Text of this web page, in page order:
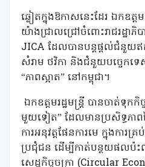
ឆ្លៀតក្នុងឱកាសនេះដែរ ឯកឧត្
យ៉ាងជ្រាលជ្រៅចំពោះរាជរដ្ឋា
JICA ដែលបានបន្តផ្តល់ជំនួ
សំរាម ថវិកា និងជំនួយបច្ចេកទ
“ភាពស្អាត” នៅកម្ពុជា។
ឯកឧត្តមរដ្ឋមន្ត្រី បានចាត់ទុក
មួយទៀត” ដែលមានប្រសិទ្ធភា
ការអនុវត្តផែនការមេ ក្នុងកា
ប្រជុំជន ដើម្បីកាត់បន្ថយផលប៉ះ
សេដ្ឋកិច្ចចក្រា (Circular